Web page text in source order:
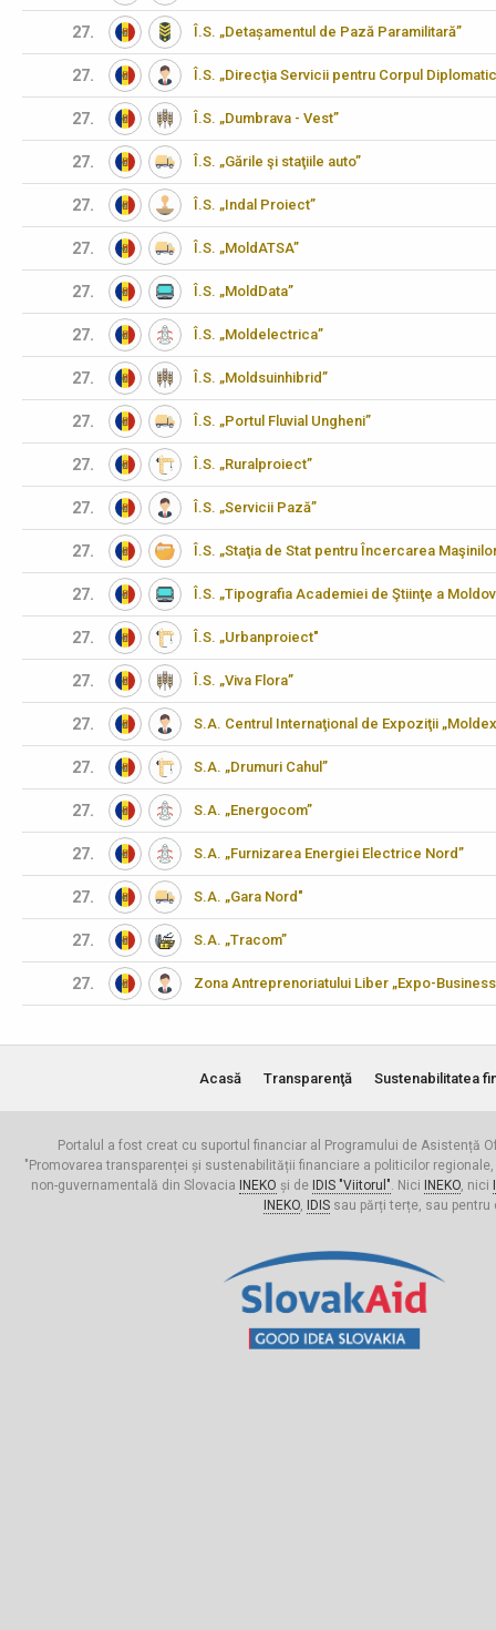
27. Î.S. „Detașamentul de Pază Paramilitară”
27. Î.S. „Direcţia Servicii pentru Corpul
27. Î.S. „Dumbrava - Vest”
27. Î.S. „Gările şi staţiile auto”
27. Î.S. „Indal Proiect”
27. Î.S. „MoldATSA”
27. Î.S. „MoldData”
27. Î.S. „Moldelectrica”
27. Î.S. „Moldsuinhibrid”
27. Î.S. „Portul Fluvial Ungheni”
27. Î.S. „Ruralproiect”
27. Î.S. „Servicii Pază”
27. Î.S. „Staţia de Stat pentru Încercarea
27. Î.S. „Tipografia Academiei de Ştiinţe a
27. Î.S. „Urbanproiect"
27. Î.S. „Viva Flora”
27. S.A. Centrul Internaţional de Expoziţii
27. S.A. „Drumuri Cahul”
27. S.A. „Energocom”
27. S.A. „Furnizarea Energiei Electrice Nord”
27. S.A. „Gara Nord"
27. S.A. „Tracom”
27. Zona Antreprenoriatului Liber „Expo-
Acasă Transparenţă Sustenabilitatea
Portalul a fost creat cu suportul financiar al Programului de Asistență
"Promovarea transparenței și sustenabilității financiare a politicilor
non-guvernamentală din Slovacia
INEKO și de IDIS "Viitorul". Nici INEKO, nici
INEKO, IDISsau părți terțe, sau pentru